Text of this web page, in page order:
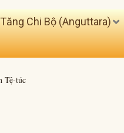
Tăng Chi Bộ (Anguttara)
Tệ-túc